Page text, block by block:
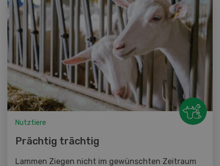
Nutztiere
Prächtig trächtig
Lammen Ziegen nicht im gewünschten Zeitraum